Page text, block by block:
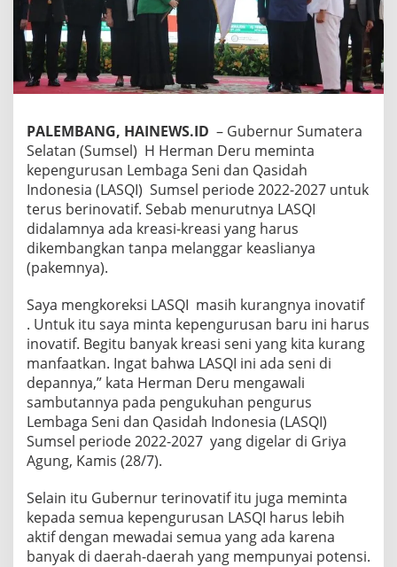
PALEMBANG, HAINEWS.ID – Gubernur Sumatera
Selatan (Sumsel) H Herman Deru meminta
kepengurusan Lembaga Seni dan Qasidah
Indonesia (LASQI) Sumsel periode 2022-2027 untuk
terus berinovatif. Sebab menurutnya LASQI
didalamnya ada kreasi-kreasi yang harus
dikembangkan tanpa melanggar keaslianya
(pakemnya).
Saya mengkoreksi LASQI masih kurangnya inovatif
. Untuk itu saya minta kepengurusan baru ini harus
inovatif. Begitu banyak kreasi seni yang kita kurang
manfaatkan. Ingat bahwa LASQI ini ada seni di
depannya,” kata Herman Deru mengawali
sambutannya pada pengukuhan pengurus
Lembaga Seni dan Qasidah Indonesia (LASQI)
Sumsel periode 2022-2027 yang digelar di Griya
Agung, Kamis (28/7).
Selain itu Gubernur terinovatif itu juga meminta
kepada semua kepengurusan LASQI harus lebih
aktif dengan mewadai semua yang ada karena
banyak di daerah-daerah yang mempunyai potensi.